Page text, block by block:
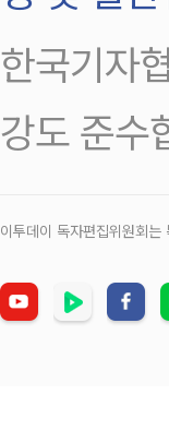
한국기자
강도 준수
이투데이 독자편집위원회는